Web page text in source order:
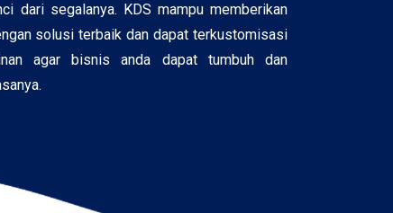
dari segalanya. KDS mampu memberikan
solusi terbaik dan dapat terkustomisasi
agar bisnis anda dapat tumbuh dan